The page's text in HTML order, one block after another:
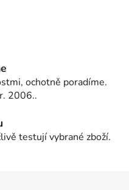
ochotně poradíme.
2006..
testují vybrané zboží.